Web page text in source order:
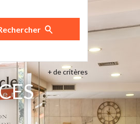
+de critères